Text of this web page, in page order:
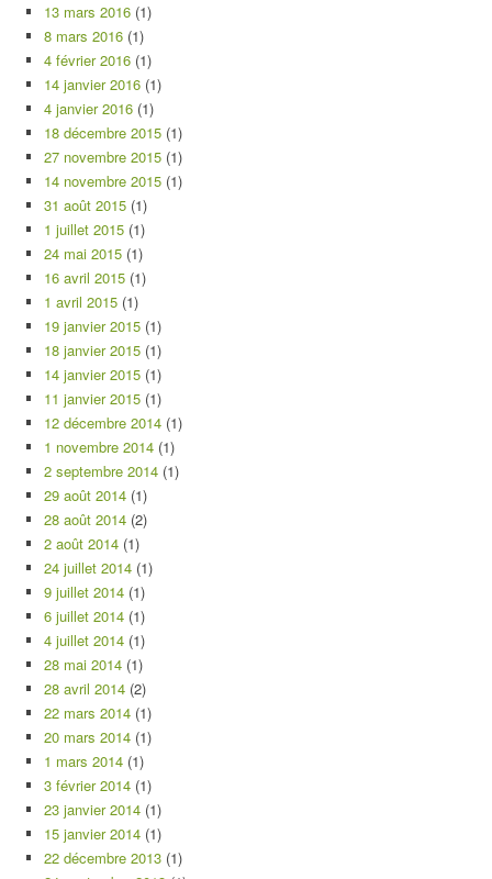
13 mars 2016 (1)
8 mars 2016 (1)
4 février 2016 (1)
14 janvier 2016 (1)
4 janvier 2016 (1)
18 décembre 2015 (1)
27 novembre 2015 (1)
14 novembre 2015 (1)
31 août 2015 (1)
1 juillet 2015 (1)
24 mai 2015 (1)
16 avril 2015 (1)
1 avril 2015 (1)
19 janvier 2015 (1)
18 janvier 2015 (1)
14 janvier 2015 (1)
11 janvier 2015 (1)
12 décembre 2014 (1)
1 novembre 2014 (1)
2 septembre 2014 (1)
29 août 2014 (1)
28 août 2014 (2)
2 août 2014 (1)
24 juillet 2014 (1)
9 juillet 2014 (1)
6 juillet 2014 (1)
4 juillet 2014 (1)
28 mai 2014 (1)
28 avril 2014 (2)
22 mars 2014 (1)
20 mars 2014 (1)
1 mars 2014 (1)
3 février 2014 (1)
23 janvier 2014 (1)
15 janvier 2014 (1)
22 décembre 2013 (1)